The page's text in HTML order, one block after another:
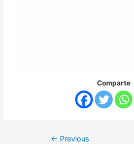
Comparte
← Previous